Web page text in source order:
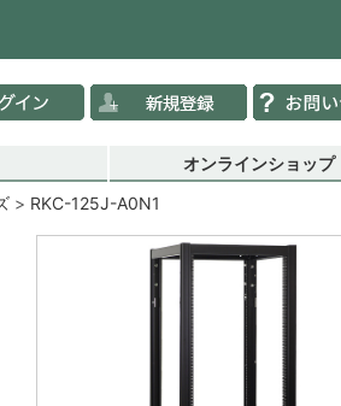
オンラインショップ
RKC-125J-A0N1